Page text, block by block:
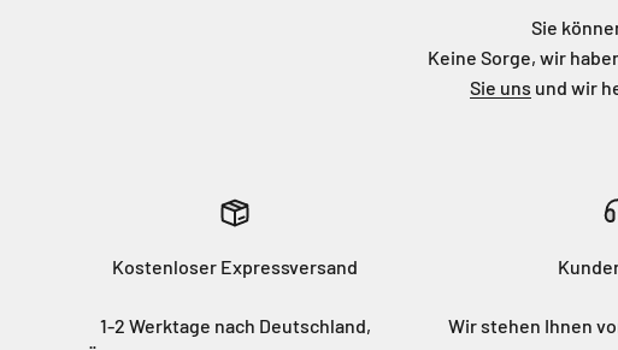
Sie
Keine Sorge, wir
Sie uns und wir
Kostenloser Expressversand
1-2 Werktage nach Deutschland,
Wir stehen Ihnen